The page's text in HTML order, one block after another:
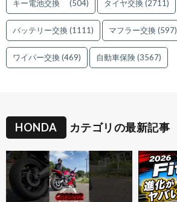
キー電池交換 (504) タイヤ交換(2711)
バッテリー交換(1111) マフラー交換(597)
ワイパー交換(469) 自動車保険(3567)
HONDA カテゴリの最新記事